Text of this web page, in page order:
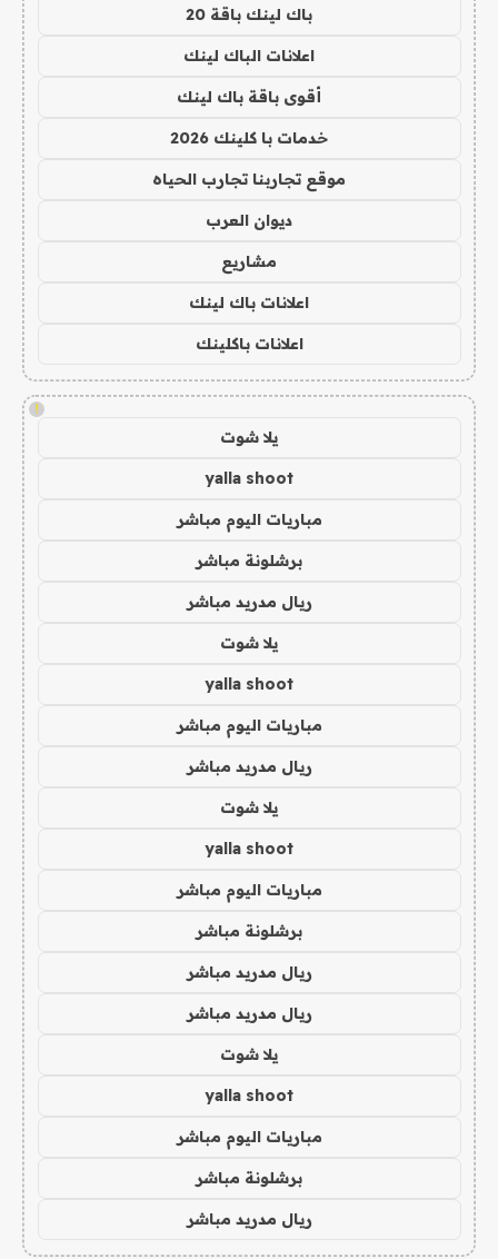
باك لينك باقة 20
اعلانات الباك لينك
أقوى باقة باك لينك
خدمات با كلينك 2026
موقع تجاربنا تجارب الحياه
ديوان العرب
مشاريع
اعلانات باك لينك
اعلانات باكلينك
!
يلا شوت
yalla shoot
مباريات اليوم مباشر
برشلونة مباشر
ريال مدريد مباشر
يلا شوت
yalla shoot
مباريات اليوم مباشر
ريال مدريد مباشر
يلا شوت
yalla shoot
مباريات اليوم مباشر
برشلونة مباشر
ريال مدريد مباشر
ريال مدريد مباشر
يلا شوت
yalla shoot
مباريات اليوم مباشر
برشلونة مباشر
ريال مدريد مباشر